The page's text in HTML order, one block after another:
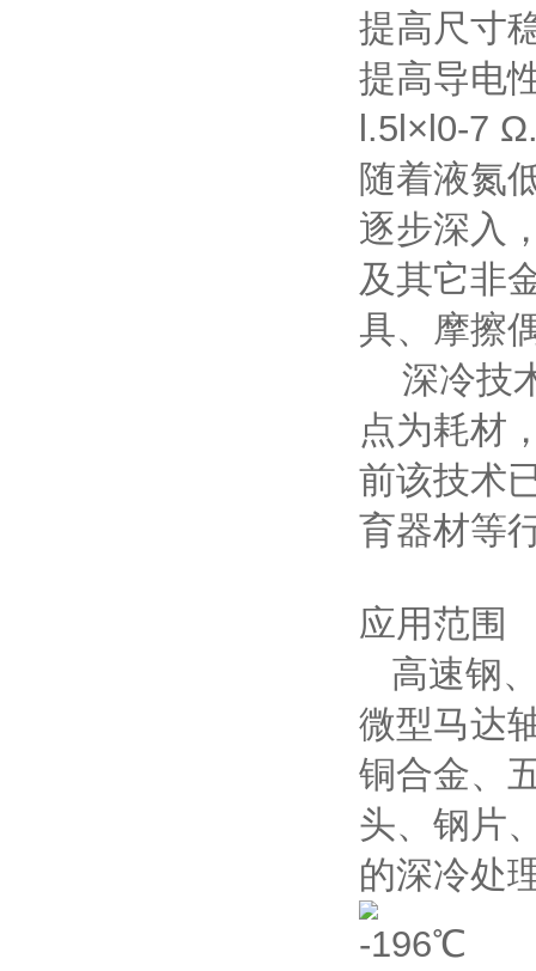
提高尺寸
提高导电
l.5l×l0-7
随着液氮
逐步深入
及其它非
具、摩擦
深冷技
点为耗材
前该技术
育器材等
应用范围
高速钢
微型马达
铜合金、
头、钢片
的深冷处